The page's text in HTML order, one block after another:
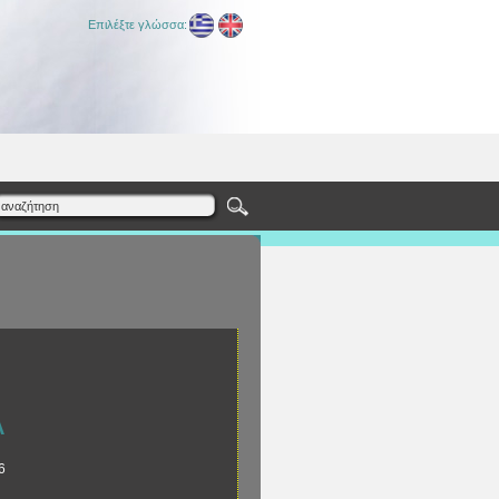
Επιλέξτε γλώσσα: